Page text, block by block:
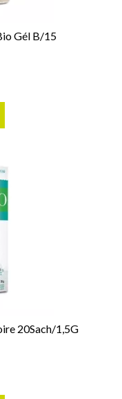
Gél B/15
20Sach/1,5G